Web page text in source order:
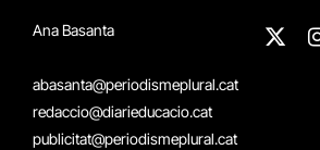
Ana Basanta
abasanta@periodismeplural.cat
redaccio@diarieducacio.cat
publicitat@periodismeplural.cat
X